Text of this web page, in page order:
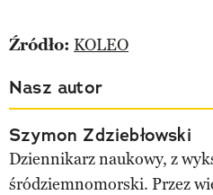
Źródło: KOLEO
Nasz autor
Szymon Zdziebłowski
Dziennikarz naukowy, z
śródziemnomorski. Przez